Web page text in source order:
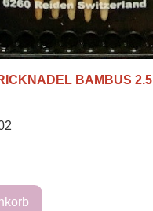
BAMBUS 2.5